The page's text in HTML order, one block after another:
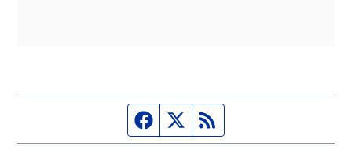
Página de Facebook
Fuente Twitter